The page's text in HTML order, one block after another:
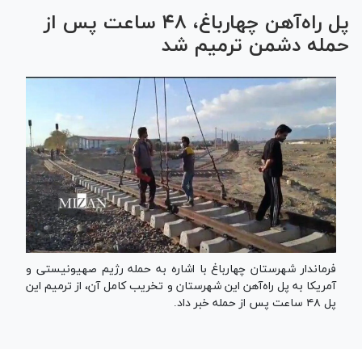
پل راه‌آهن چهارباغ، ۴۸ ساعت پس از
حمله دشمن ترمیم شد
فرماندار شهرستان چهارباغ با اشاره به حمله رژیم صهیونیستی و
آمریکا به پل راه‌آهن این شهرستان و تخریب کامل آن، از ترمیم این
پل ۴۸ ساعت پس از حمله خبر داد.